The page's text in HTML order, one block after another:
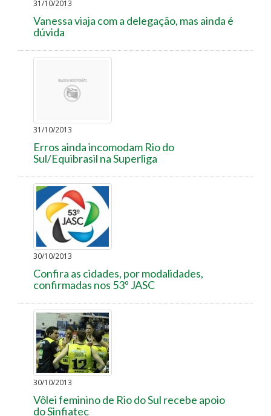
31/10/2013
Vanessa viaja com a delegação, mas ainda é
dúvida
31/10/2013
Erros ainda incomodam Rio do
Sul/Equibrasil na Superliga
30/10/2013
Confira as cidades, por modalidades,
confirmadas nos 53º JASC
30/10/2013
Vôlei feminino de Rio do Sul recebe apoio
do Sinfiatec